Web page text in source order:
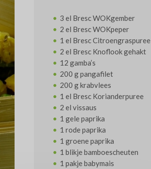
3 el Bresc WOKgember
2 el Bresc WOKpeper
1 el Bresc Citroengraspuree
2 el Bresc Knoflook gehakt
12 gamba’s
200 g pangafilet
200 g krabvlees
1 el Bresc Korianderpuree
2 el vissaus
1 gele paprika
1 rode paprika
1 groene paprika
1 blikje bamboescheuten
1 pakje babymais